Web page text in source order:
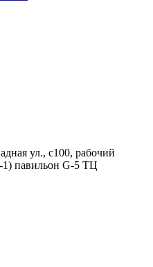
ул., с100, рабочий
1) павильон G-5 ТЦ